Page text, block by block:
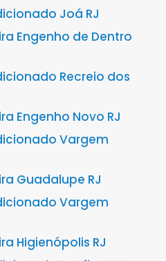
Joá RJ
Engenho de Dentro
Recreio dos
Engenho Novo RJ
Vargem
Guadalupe RJ
Vargem
Higienópolis RJ